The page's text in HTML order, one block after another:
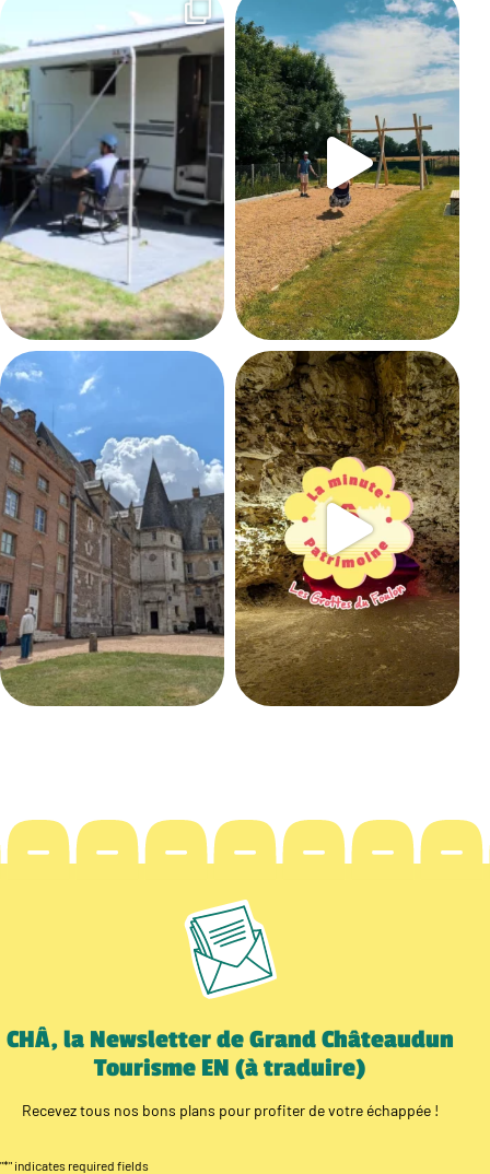
CHÂ, la Newsletter de Grand Châteaudun
Tourisme EN (à traduire)
Recevez tous nos bons plans pour profiter de votre échappée !
"*" indicates required fields